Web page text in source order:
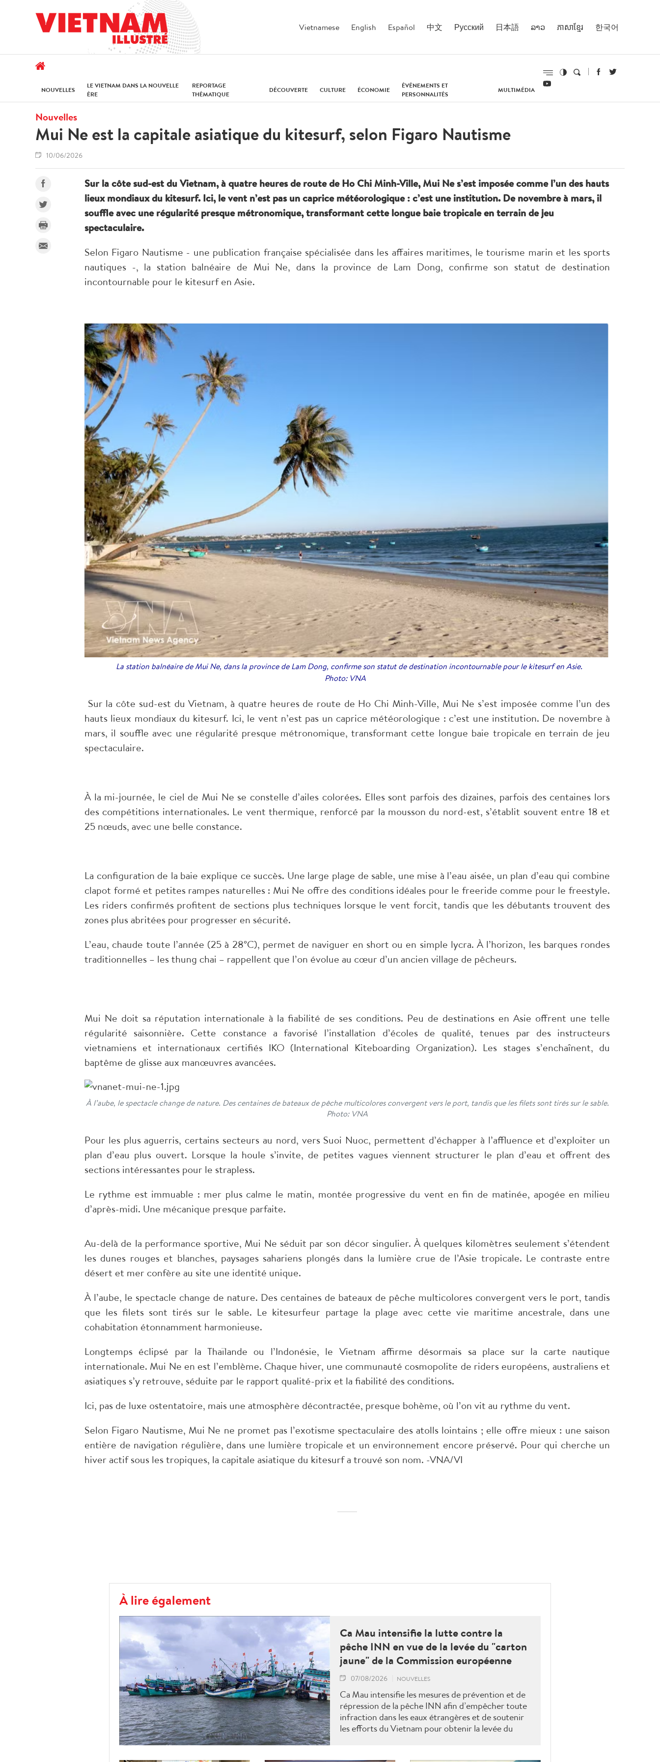
Vietnamese English Español 中文 Русский 日本語 ລາວ ភាសាខ្មែរ 한국어
NOUVELLES
LE VIETNAM DANS LA NOUVELLE
ÈRE
REPORTAGE
THÉMATIQUE
DÉCOUVERTE CULTURE ÉCONOMIE
ÉVÉNEMENTS ET
PERSONNALITÉS
MULTIMÉDIA
Nouvelles
Mui Ne est la capitale asiatique du kitesurf, selon Figaro Nautisme
10/06/2026
Sur la côte sud-est du Vietnam, à quatre heures de route de Ho Chi Minh-Ville, Mui Ne s’est imposée comme l’un des hauts
lieux mondiaux du kitesurf. Ici, le vent n’est pas un caprice météorologique : c’est une institution. De novembre à mars, il
souffle avec une régularité presque métronomique, transformant cette longue baie tropicale en terrain de jeu
spectaculaire.
Selon Figaro Nautisme - une publication française spécialisée dans les affaires maritimes, le tourisme marin et les sports
nautiques -, la station balnéaire de Mui Ne, dans la province de Lam Dong, confirme son statut de destination
incontournable pour le kitesurf en Asie.
La station balnéaire de Mui Ne, dans la province de Lam Dong, confirme son statut de destination incontournable pour le kitesurf en Asie.
Photo: VNA
Sur la côte sud-est du Vietnam, à quatre heures de route de Ho Chi Minh-Ville, Mui Ne s’est imposée comme l’un des
hauts lieux mondiaux du kitesurf. Ici, le vent n’est pas un caprice météorologique : c’est une institution. De novembre à
mars, il souffle avec une régularité presque métronomique, transformant cette longue baie tropicale en terrain de jeu
spectaculaire.
À la mi-journée, le ciel de Mui Ne se constelle d’ailes colorées. Elles sont parfois des dizaines, parfois des centaines lors
des compétitions internationales. Le vent thermique, renforcé par la mousson du nord-est, s’établit souvent entre 18 et
25 nœuds, avec une belle constance.
La configuration de la baie explique ce succès. Une large plage de sable, une mise à l’eau aisée, un plan d’eau qui combine
clapot formé et petites rampes naturelles : Mui Ne offre des conditions idéales pour le freeride comme pour le freestyle.
Les riders confirmés profitent de sections plus techniques lorsque le vent forcit, tandis que les débutants trouvent des
zones plus abritées pour progresser en sécurité.
L’eau, chaude toute l’année (25 à 28°C), permet de naviguer en short ou en simple lycra. À l’horizon, les barques rondes
traditionnelles – les thung chai – rappellent que l’on évolue au cœur d’un ancien village de pêcheurs.
Mui Ne doit sa réputation internationale à la fiabilité de ses conditions. Peu de destinations en Asie offrent une telle
régularité saisonnière. Cette constance a favorisé l’installation d’écoles de qualité, tenues par des instructeurs
vietnamiens et internationaux certifiés IKO (International Kiteboarding Organization). Les stages s’enchaînent, du
baptême de glisse aux manœuvres avancées.
À l’aube, le spectacle change de nature. Des centaines de bateaux de pêche multicolores convergent vers le port, tandis que les filets sont tirés sur le sable.
Photo: VNA
Pour les plus aguerris, certains secteurs au nord, vers Suoi Nuoc, permettent d’échapper à l’affluence et d’exploiter un
plan d’eau plus ouvert. Lorsque la houle s’invite, de petites vagues viennent structurer le plan d’eau et offrent des
sections intéressantes pour le strapless.
Le rythme est immuable : mer plus calme le matin, montée progressive du vent en fin de matinée, apogée en milieu
d’après-midi. Une mécanique presque parfaite.
Au-delà de la performance sportive, Mui Ne séduit par son décor singulier. À quelques kilomètres seulement s’étendent
les dunes rouges et blanches, paysages sahariens plongés dans la lumière crue de l’Asie tropicale. Le contraste entre
désert et mer confère au site une identité unique.
À l’aube, le spectacle change de nature. Des centaines de bateaux de pêche multicolores convergent vers le port, tandis
que les filets sont tirés sur le sable. Le kitesurfeur partage la plage avec cette vie maritime ancestrale, dans une
cohabitation étonnamment harmonieuse.
Longtemps éclipsé par la Thaïlande ou l’Indonésie, le Vietnam affirme désormais sa place sur la carte nautique
internationale. Mui Ne en est l’emblème. Chaque hiver, une communauté cosmopolite de riders européens, australiens et
asiatiques s’y retrouve, séduite par le rapport qualité-prix et la fiabilité des conditions.
Ici, pas de luxe ostentatoire, mais une atmosphère décontractée, presque bohème, où l’on vit au rythme du vent.
Selon Figaro Nautisme, Mui Ne ne promet pas l’exotisme spectaculaire des atolls lointains ; elle offre mieux : une saison
entière de navigation régulière, dans une lumière tropicale et un environnement encore préservé. Pour qui cherche un
hiver actif sous les tropiques, la capitale asiatique du kitesurf a trouvé son nom. -VNA/VI
À lire également
Ca Mau intensifie la lutte contre la
pêche INN en vue de la levée du "carton
jaune" de la Commission européenne
07/08/2026 NOUVELLES
Ca Mau intensifie les mesures de prévention et de
répression de la pêche INN afin d’empêcher toute
infraction dans les eaux étrangères et de soutenir
les efforts du Vietnam pour obtenir la levée du